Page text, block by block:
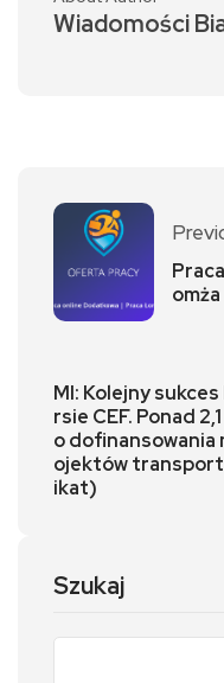
Wiadomości
omża
MI: Kolejny
rsie CEF. Ponad
o dofinansowania
ojektów
ikat)
Szukaj